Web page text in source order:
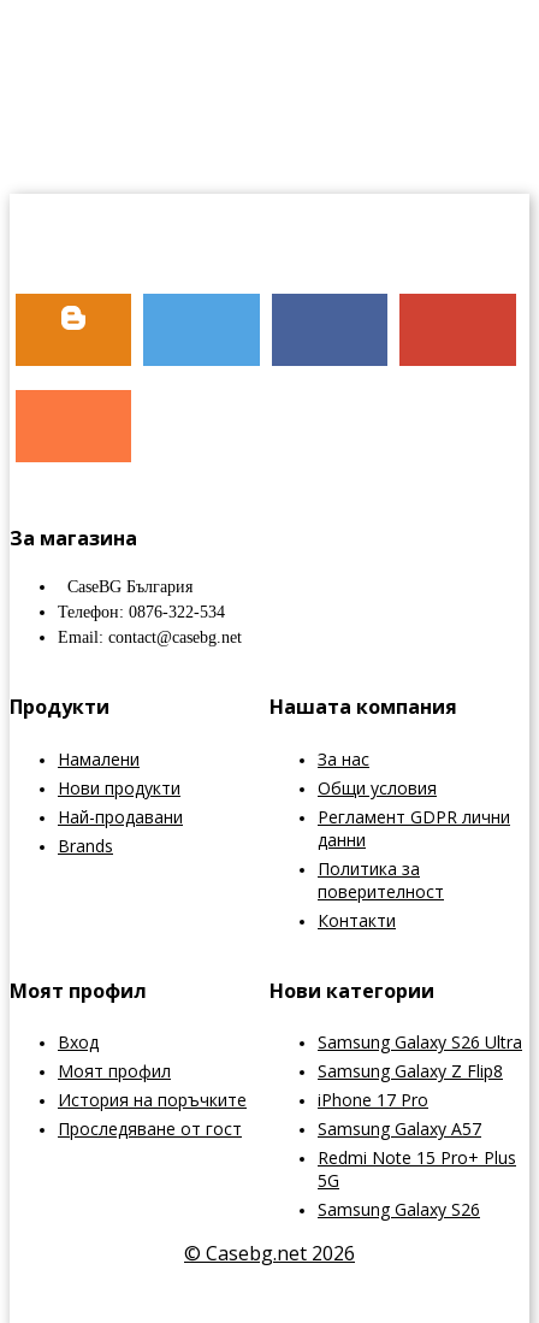
За магазина
CaseBG България
Телефон: 0876-322-534
Email: contact@casebg.net
Продукти
Намалени
Нови продукти
Най-продавани
Brands
Нашата компания
За нас
Общи условия
Регламент GDPR лични
данни
Политика за
поверителност
Контакти
Моят профил
Вход
Моят профил
История на поръчките
Проследяване от гост
Нови категории
Samsung Galaxy S26 Ultra
Samsung Galaxy Z Flip8
iPhone 17 Pro
Samsung Galaxy A57
Redmi Note 15 Pro+ Plus
5G
Samsung Galaxy S26
© Casebg.net 2026